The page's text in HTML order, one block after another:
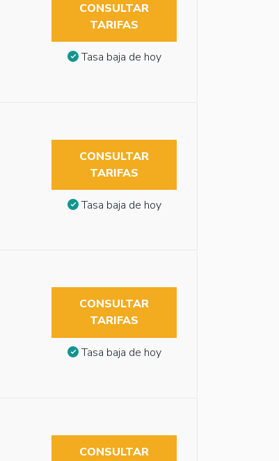
CONSULTAR
TARIFAS
Tasa baja de hoy
CONSULTAR
TARIFAS
Tasa baja de hoy
CONSULTAR
TARIFAS
Tasa baja de hoy
CONSULTAR